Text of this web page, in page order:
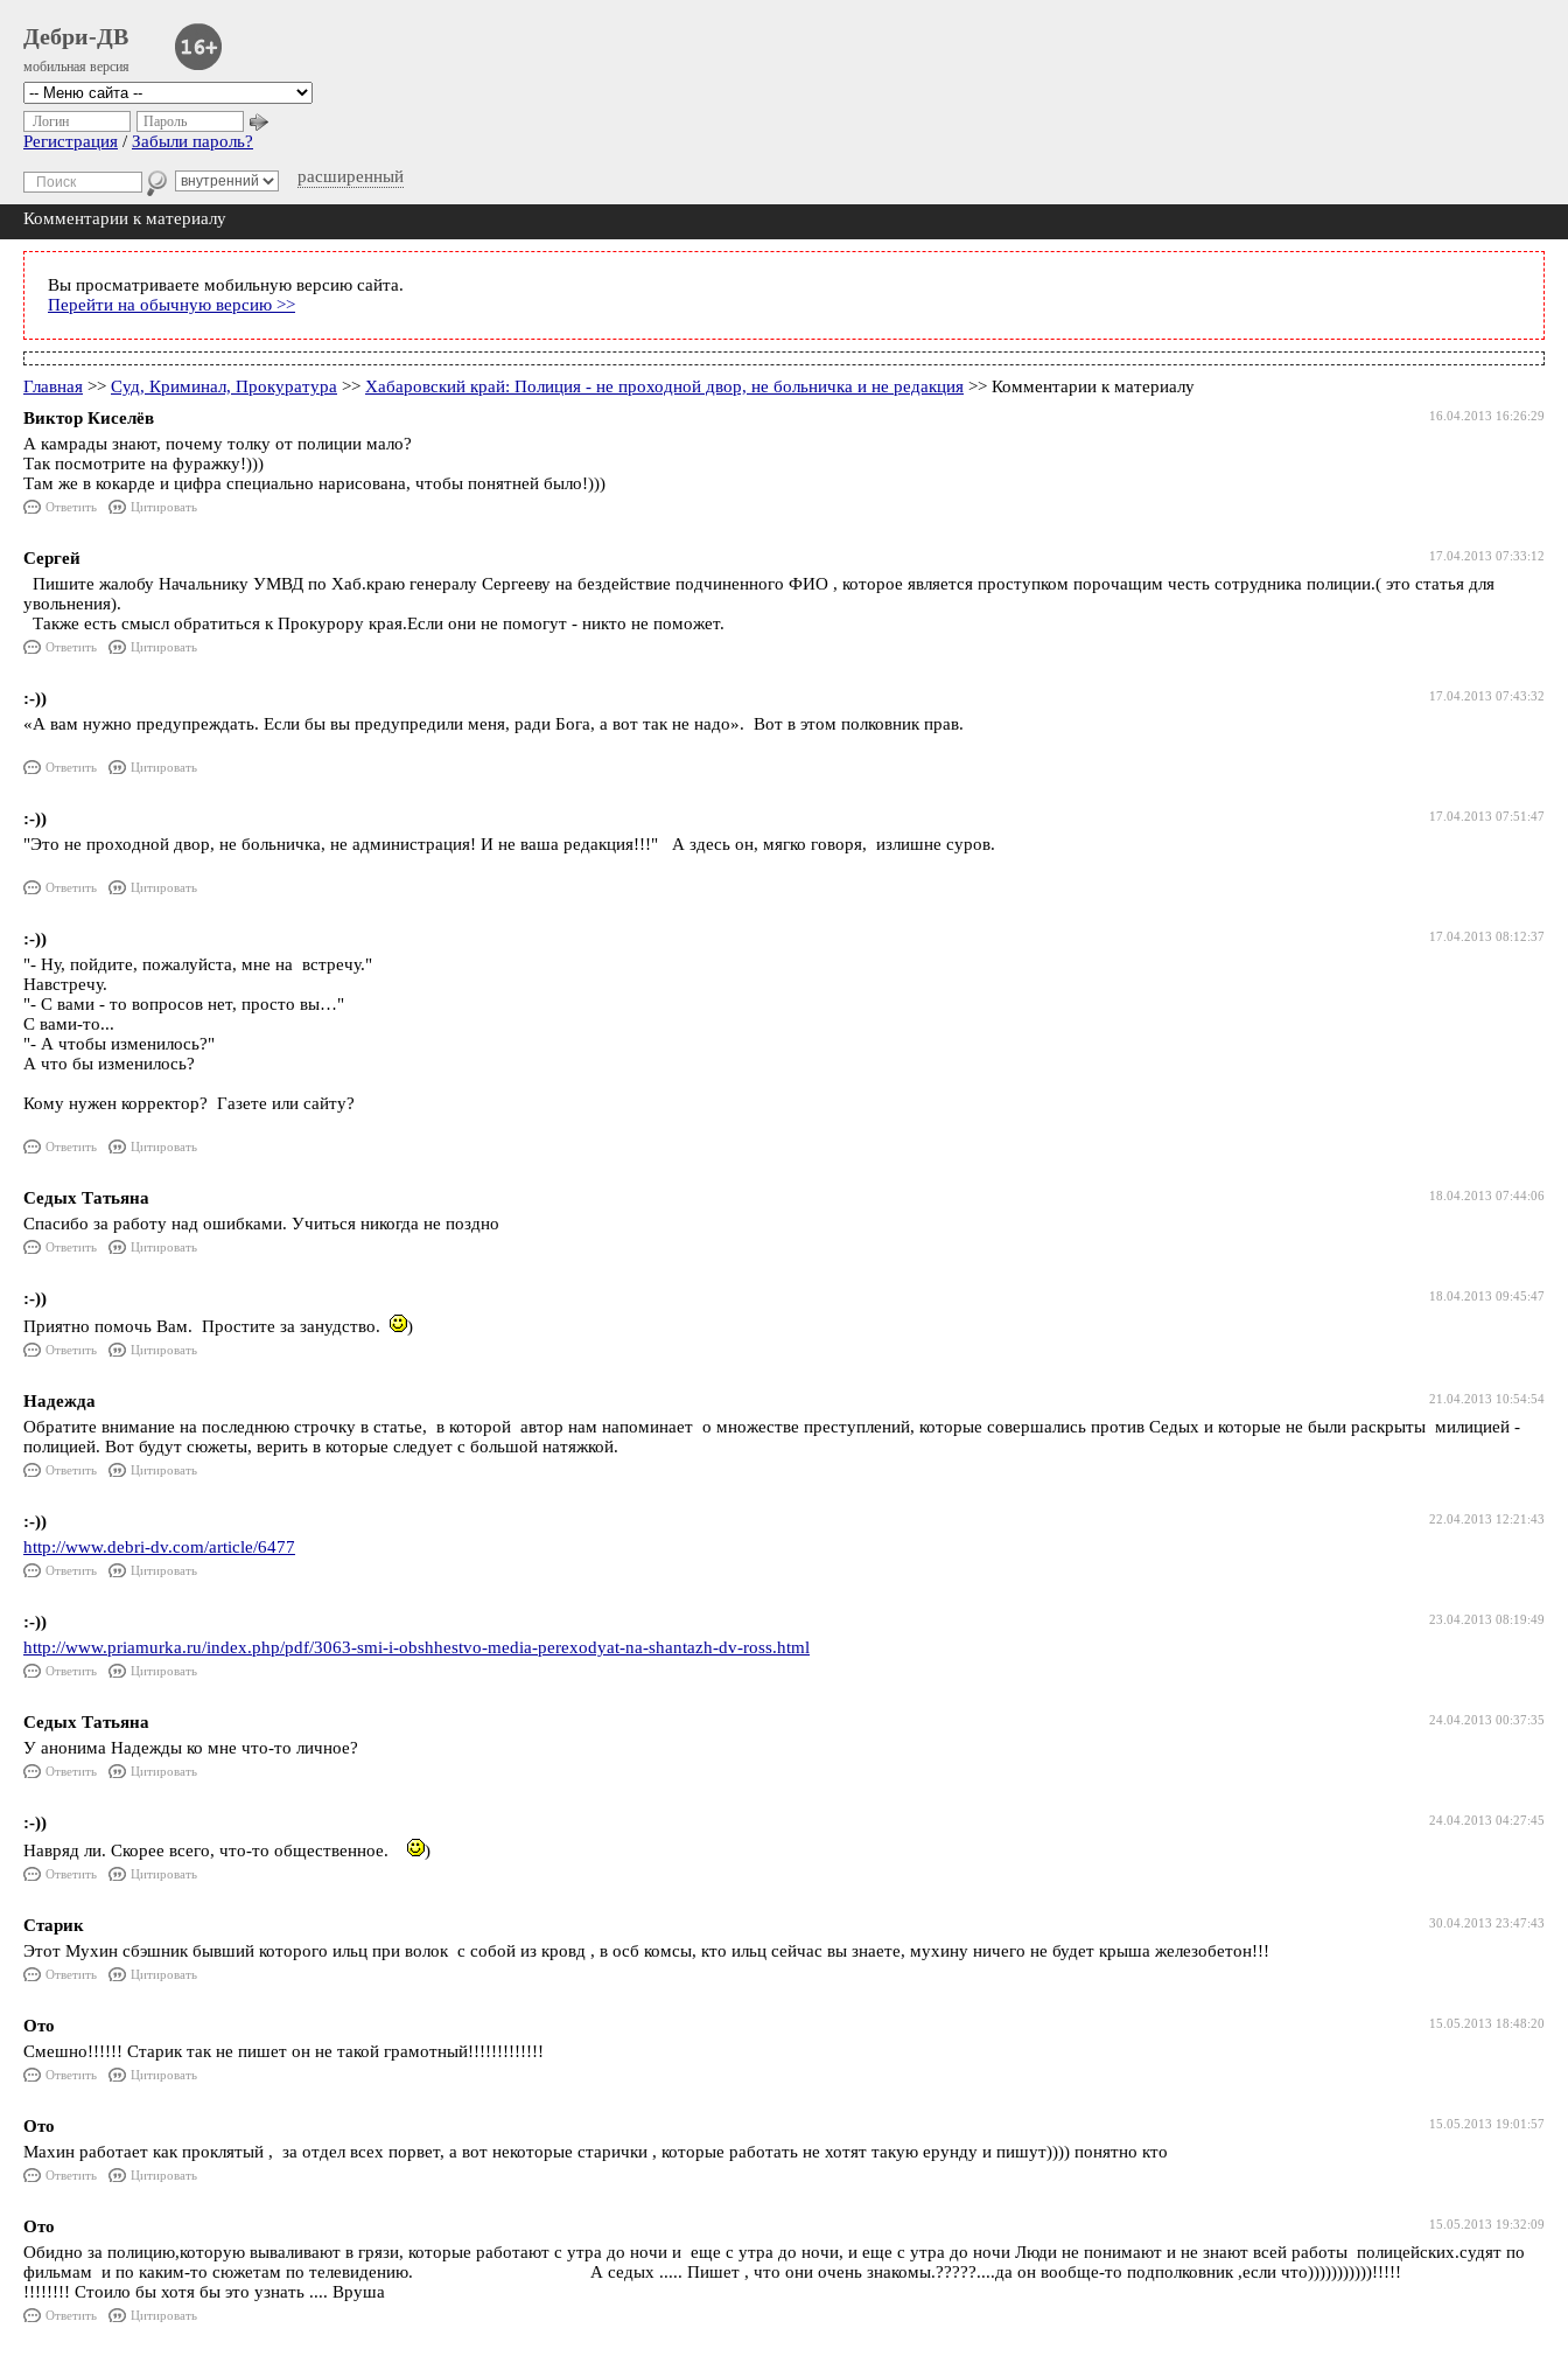
Дебри-ДВ
мобильная версия
расширенный
Логин Пароль
Регистрация / Забыли пароль?
Комментарии к материалу
Вы просматриваете мобильную версию сайта.
Перейти на обычную версию >>
Главная >> Суд, Криминал, Прокуратура >> Хабаровский край: Полиция - не проходной двор, не больничка и не редакция >> Комментарии к материалу
16.04.2013 16:26:29
Виктор Киселёв
А камрады знают, почему толку от полиции мало?
Так посмотрите на фуражку!)))
Там же в кокарде и цифра специально нарисована, чтобы понятней было!)))
Ответить Цитировать
17.04.2013 07:33:12
Сергей
Пишите жалобу Начальнику УМВД по Хаб.краю генералу Сергееву на бездействие подчиненного ФИО , которое является проступком порочащим честь сотрудника полиции.( это статья для
увольнения).
Также есть смысл обратиться к Прокурору края.Если они не помогут - никто не поможет.
Ответить Цитировать
17.04.2013 07:43:32
:-))
«А вам нужно предупреждать. Если бы вы предупредили меня, ради Бога, а вот так не надо». Вот в этом полковник прав.
Ответить Цитировать
17.04.2013 07:51:47
:-))
"Это не проходной двор, не больничка, не администрация! И не ваша редакция!!!" А здесь он, мягко говоря, излишне суров.
Ответить Цитировать
17.04.2013 08:12:37
:-))
"- Ну, пойдите, пожалуйста, мне на встречу."
Навстречу.
"- С вами - то вопросов нет, просто вы…"
С вами-то...
"- А чтобы изменилось?"
А что бы изменилось?
Кому нужен корректор? Газете или сайту?
Ответить Цитировать
18.04.2013 07:44:06
Седых Татьяна
Спасибо за работу над ошибками. Учиться никогда не поздно
Ответить Цитировать
18.04.2013 09:45:47
:-))
Приятно помочь Вам. Простите за занудство.
)
Ответить Цитировать
21.04.2013 10:54:54
Надежда
Обратите внимание на последнюю строчку в статье, в которой автор нам напоминает о множестве преступлений, которые совершались против Седых и которые не были раскрыты милицией -
полицией. Вот будут сюжеты, верить в которые следует с большой натяжкой.
Ответить Цитировать
22.04.2013 12:21:43
:-))
http://www.debri-dv.com/article/6477
Ответить Цитировать
23.04.2013 08:19:49
:-))
http://www.priamurka.ru/index.php/pdf/3063-smi-i-obshhestvo-media-perexodyat-na-shantazh-dv-ross.html
Ответить Цитировать
24.04.2013 00:37:35
Седых Татьяна
У анонима Надежды ко мне что-то личное?
Ответить Цитировать
24.04.2013 04:27:45
:-))
Навряд ли. Скорее всего, что-то общественное.
)
Ответить Цитировать
30.04.2013 23:47:43
Старик
Этот Мухин сбэшник бывший которого ильц при волок с собой из кровд , в осб комсы, кто ильц сейчас вы знаете, мухину ничего не будет крыша железобетон!!!
Ответить Цитировать
15.05.2013 18:48:20
Ото
Смешно!!!!!! Старик так не пишет он не такой грамотный!!!!!!!!!!!!!
Ответить Цитировать
15.05.2013 19:01:57
Ото
Махин работает как проклятый , за отдел всех порвет, а вот некоторые старички , которые работать не хотят такую ерунду и пишут)))) понятно кто
Ответить Цитировать
15.05.2013 19:32:09
Ото
Обидно за полицию,которую вываливают в грязи, которые работают с утра до ночи и еще с утра до ночи, и еще с утра до ночи Люди не понимают и не знают всей работы полицейских.судят по
фильмам и по каким-то сюжетам по телевидению. А седых ..... Пишет , что они очень знакомы.?????....да он вообще-то подполковник ,если что)))))))))))!!!!!
!!!!!!!! Стоило бы хотя бы это узнать .... Вруша
Ответить Цитировать